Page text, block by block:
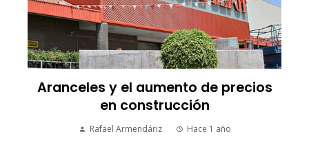
Aranceles y el aumento de precios
en construcción
Rafael Armendáriz Hace 1 año